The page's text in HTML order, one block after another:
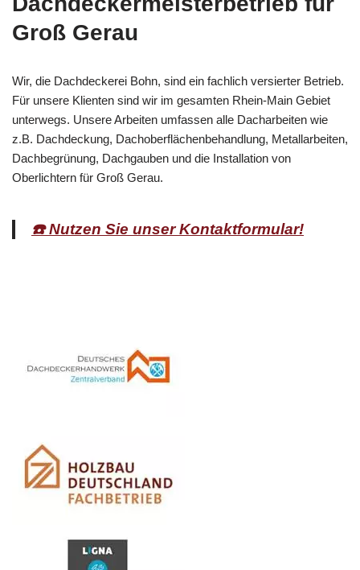
Groß Gerau
Wir, die Dachdeckerei Bohn, sind ein fachlich versierter Betrieb.
Für unsere Klienten sind wir im gesamten Rhein-Main Gebiet
unterwegs. Unsere Arbeiten umfassen alle Dacharbeiten wie
z.B. Dachdeckung, Dachoberflächenbehandlung, Metallarbeiten,
Dachbegrünung, Dachgauben und die Installation von
Oberlichtern für Groß Gerau.
☎️ Nutzen Sie unser Kontaktformular!